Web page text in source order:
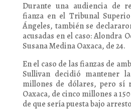
Durante una audiencia de
fianza en el Tribunal
Ángeles, también se
acusadas en el caso: Alondra
Susana Medina Oaxaca, de 24.
En el caso de las fianzas de
Sullivan decidió mantener
millones de dólares, pero sí
Oaxaca, de cinco millones a
de que sería puesta bajo